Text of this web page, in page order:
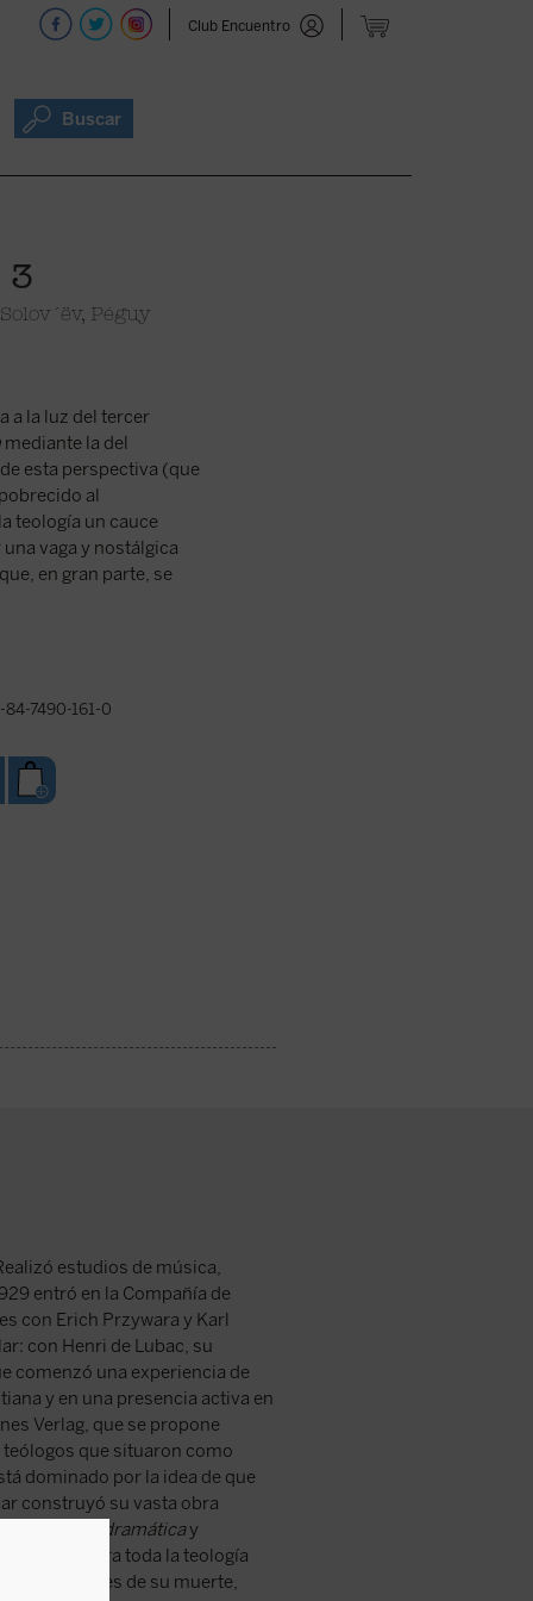
Club Encuentro
Buscar
3
Péguy
a la luz del tercer
mediante la del
esta perspectiva (que
al
teología un cauce
vaga y nostálgica
en gran parte, se
84-7490-161-0
estudios de música,
entró en la Compañía de
con Erich Przywara y Karl
con Henri de Lubac, su
comenzó una experiencia de
y en una presencia activa en
Verlag, que se propone
teólogos que situaron como
dominado por la idea de que
construyó su vasta obra
Teodramáticay
para toda la teología
días antes de su muerte,